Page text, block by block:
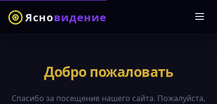
Ясновидение
Добро пожаловать
Спасибо за посещение нашего сайта. Пожалуйста,